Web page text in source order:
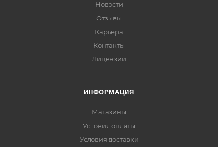
Новости
Отзывы
Карьера
Контакты
Лицензии
ИНФОРМАЦИЯ
Магазины
Условия оплаты
Условия доставки